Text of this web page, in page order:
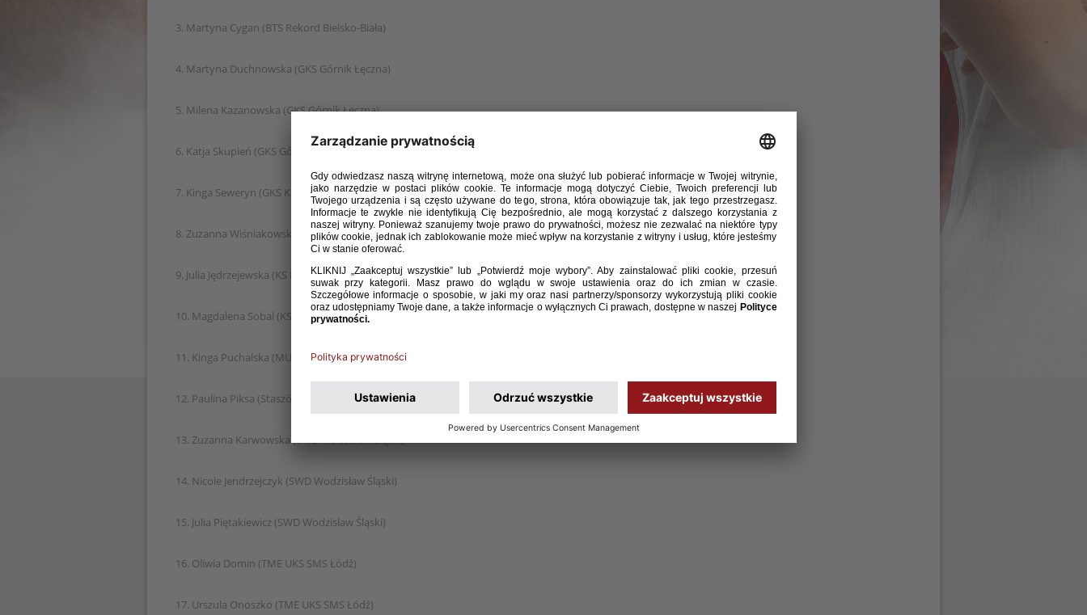
3. Martyna Cygan (BTS Rekord Bielsko-Biała)
4. Martyna Duchnowska (GKS Górnik Łęczna)
5. Milena Kazanowska (GKS Górnik Łęczna)
6. Katja Skupień (GKS Górnik Łęczna)
7. Kinga Seweryn (GKS Katowice)
8. Zuzanna Wiśniakowska (Gosirki Piaseczno)
9. Julia Jędrzejewska (KS Pogoń Dekpol Tczew)
10. Magdalena Sobal (KS Pogoń Dekpol Tczew)
11. Kinga Puchalska (MUKS Praga Warszawa)
12. Paulina Piksa (Staszówka Jelna)
13. Zuzanna Karwowska (SWD Wodzisław Śląski)
14. Nicole Jendrzejczyk (SWD Wodzisław Śląski)
15. Julia Piętakiewicz (SWD Wodzisław Śląski)
16. Oliwia Domin (TME UKS SMS Łódź)
17. Urszula Onoszko (TME UKS SMS Łódź)